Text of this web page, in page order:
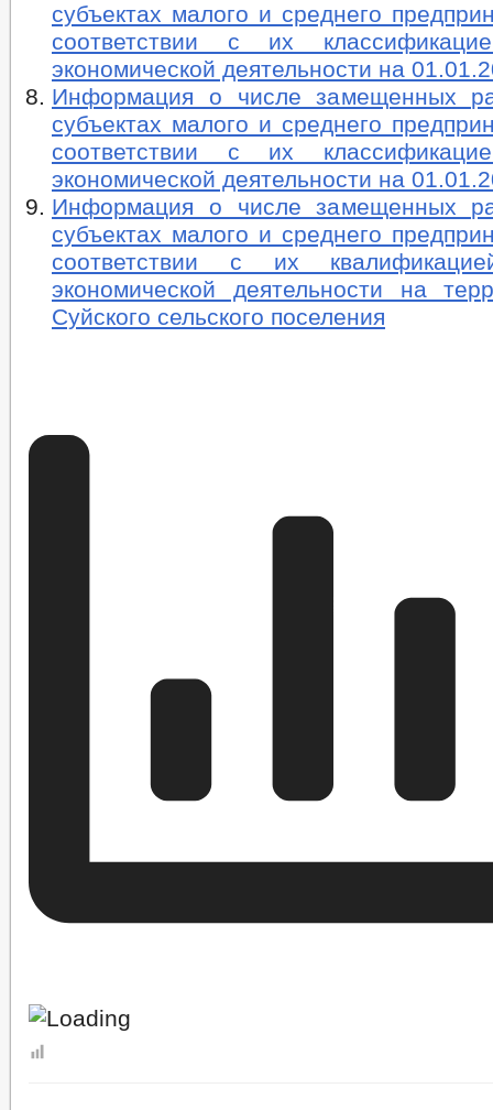
субъектах малого и среднего
соответствии с их
экономической деятельности на
Информация о числе замещенных
субъектах малого и среднего
соответствии с их
экономической деятельности на
Информация о числе замещенных
субъектах малого и среднего
соответствии с их
экономической деятельности на
Суйского сельского поселения